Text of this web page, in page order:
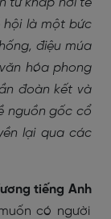
hội là một bức
điệu múa
hóa phong
đoàn kết và
nguồn gốc cổ
lại qua các
tiếng Anh
có người